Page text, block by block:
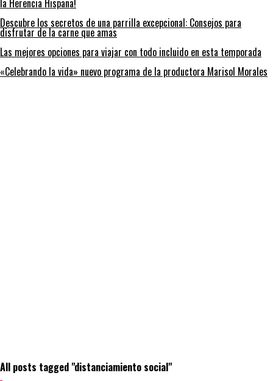
la Herencia Hispana!
Descubre los secretos de una parrilla excepcional: Consejos para
disfrutar de la carne que amas
Las mejores opciones para viajar con todo incluido en esta temporada
«Celebrando la vida» nuevo programa de la productora Marisol Morales
All posts tagged "distanciamiento social"